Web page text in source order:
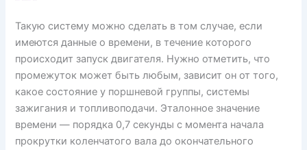
Такую систему можно сделать в том случае, если
имеются данные о времени, в течение которого
происходит запуск двигателя. Нужно отметить, что
промежуток может быть любым, зависит он от того,
какое состояние у поршневой группы, системы
зажигания и топливоподачи. Эталонное значение
времени — порядка 0,7 секунды с момента начала
прокрутки коленчатого вала до окончательного